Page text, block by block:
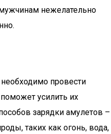
нежелательно
провести
усилить их
зарядки амулетов –
таких как огонь, вода,